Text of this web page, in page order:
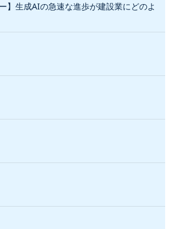
】生成AIの急速な進歩が建設業にどのよ